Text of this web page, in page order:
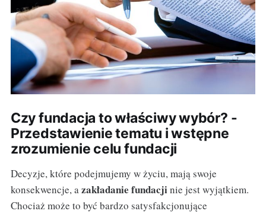
Czy fundacja to właściwy wybór? -
Przedstawienie tematu i wstępne
zrozumienie celu fundacji
Decyzje, które podejmujemy w życiu, mają swoje
konsekwencje, azakładanie fundacjinie jest wyjątkiem.
Chociaż może to być bardzo satysfakcjonujące